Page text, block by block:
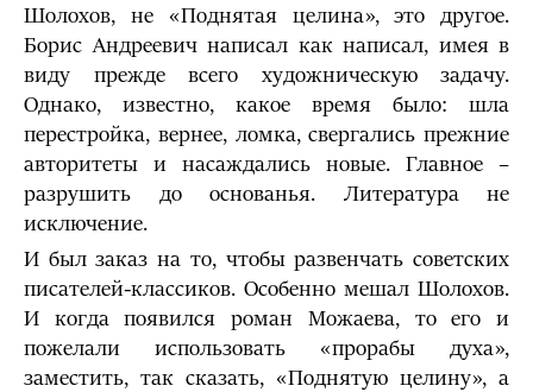
Шолохов, не «Поднятая целина», это другое.
Борис Андреевич написал как написал, имея в
виду прежде всего художническую задачу.
Однако, известно, какое время было: шла
перестройка, вернее, ломка, свергались прежние
авторитеты и насаждались новые. Главное –
разрушить до основанья. Литература не
исключение.
И был заказ на то, чтобы развенчать советских
писателей-классиков. Особенно мешал Шолохов.
И когда появился роман Можаева, то его и
пожелали использовать «прорабы духа»,
заместить, так сказать, «Поднятую целину», а